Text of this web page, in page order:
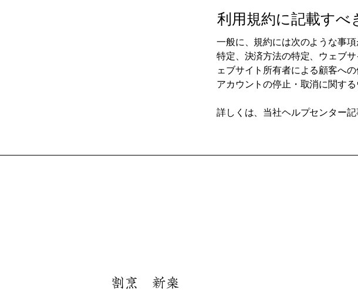
利用規約に記載すべ
一般に、規約には次のような事
特定、決済方法の特定、ウェブ
ェブサイト所有者による顧客へ
アカウントの停止・取消に関す
詳しくは、当社ヘルプセンター
割烹 新楽